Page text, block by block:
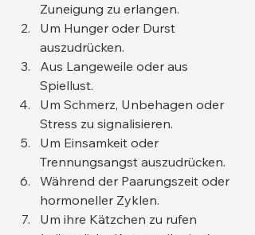
Zuneigung zu erlangen.
Um Hunger oder Durst
auszudrücken.
Aus Langeweile oder aus
Spiellust.
Um Schmerz, Unbehagen oder
Stress zu signalisieren.
Um Einsamkeit oder
Trennungsangst auszudrücken.
Während der Paarungszeit oder
hormoneller Zyklen.
Um ihre Kätzchen zu rufen